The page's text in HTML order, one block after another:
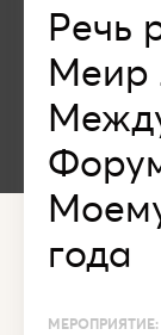
Речь
года
МЕРОПРИЯТИЕ: